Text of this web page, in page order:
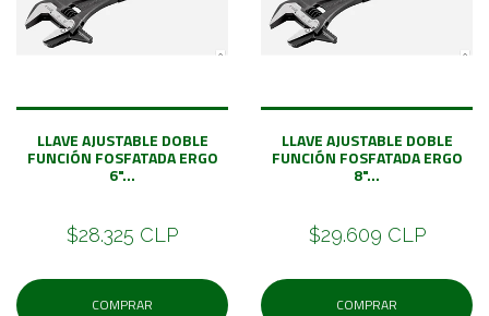
LLAVE AJUSTABLE DOBLE
FUNCIÓN FOSFATADA ERGO
6"...
$28.325 CLP
COMPRAR
LLAVE AJUSTABLE DOBLE
FUNCIÓN FOSFATADA ERGO
8"...
$29.609 CLP
COMPRAR